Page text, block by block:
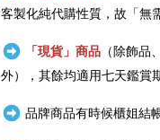
客製化純代購性質，故「無
「現貨」商品（除飾品
外），其餘均適用七天鑑賞
品牌商品有時候櫃姐結